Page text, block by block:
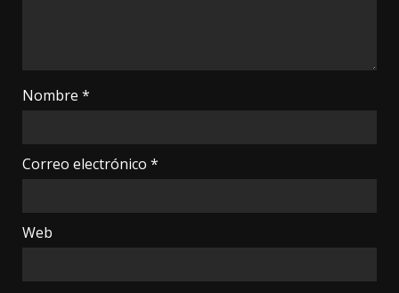
Nombre *
Correo electrónico *
Web